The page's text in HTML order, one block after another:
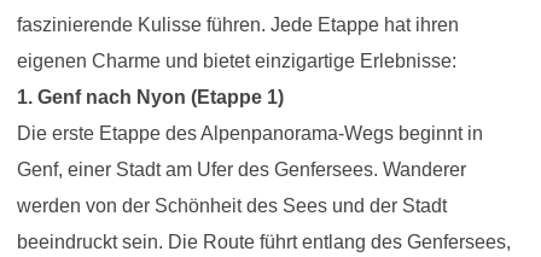
faszinierende Kulisse führen. Jede Etappe hat ihren
eigenen Charme und bietet einzigartige Erlebnisse:
1. Genf nach Nyon (Etappe 1)
Die erste Etappe des Alpenpanorama-Wegs beginnt in
Genf, einer Stadt am Ufer des Genfersees. Wanderer
werden von der Schönheit des Sees und der Stadt
beeindruckt sein. Die Route führt entlang des Genfersees,